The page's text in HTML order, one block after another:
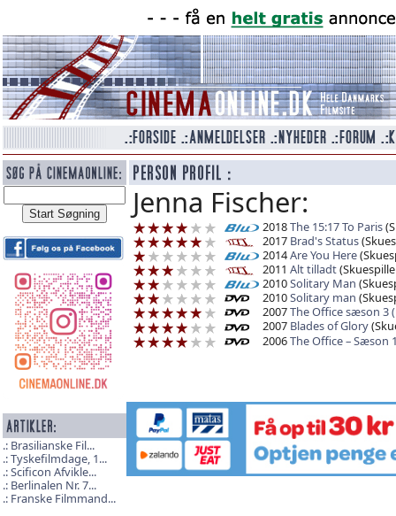
Brasilianske Fil...
Tyskefilmdage, 1...
Scificon Afvikle...
Berlinalen Nr. 7...
Franske Filmmand...
Jenna Fischer:
2018The 15:17 To Paris
2017 Brad's Status
2014Are You Here
2011 Alt tilladt
2010Solitary Man
2010Solitary man
2007The Office sæson 3
2007 Blades of Glory
2006The Office – Sæson